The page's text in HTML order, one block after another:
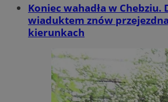
Koniec wahadła w Chebziu.
wiaduktem znów
kierunkach